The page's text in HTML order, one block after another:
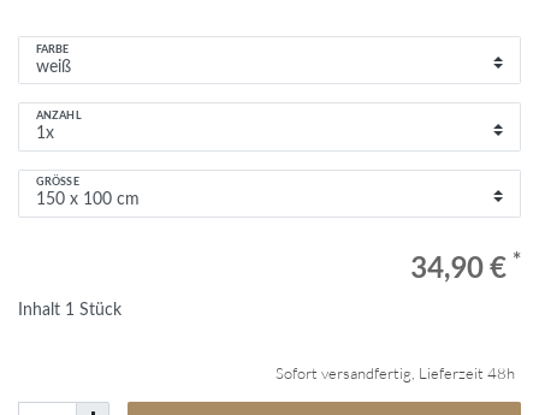
FARBE
ANZAHL
GRÖSSE
34,90 € *
Inhalt 1 Stück
Sofort versandfertig, Lieferzeit 48h